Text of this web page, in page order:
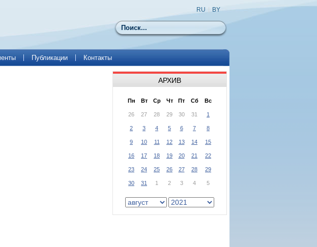
Поиск
RU BY
Публикации Контакты
АРХИВ
Пн Вт Ср Чт Пт Сб Вс
26 27 28 29 30 31 1
2 3 4 5 6 7 8
9 10 11 12 13 14 15
16 17 18 19 20 21 22
23 24 25 26 27 28 29
30 31 1 2 3 4 5